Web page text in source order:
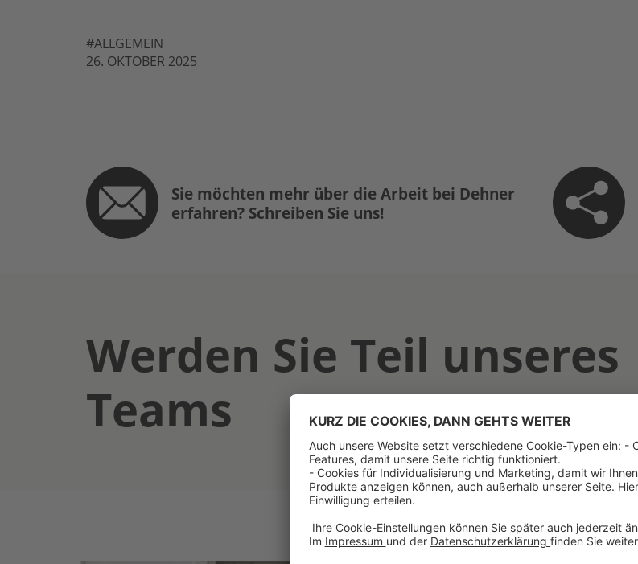
#ALLGEMEIN
26. OKTOBER 2025
Sie möchten mehr über die Arbeit bei Dehner
erfahren? Schreiben Sie uns!
Werden Sie Teil unseres
Teams